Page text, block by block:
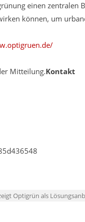
einen zentralen
können, um
Mitteilung.Kontakt
Optigrün als